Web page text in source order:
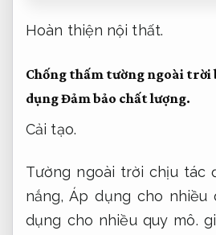
Hoàn thiện nội thất.
Chống thấm tường ngoài trời
dụngĐảm bảo chất lượng.
Cải tạo.
Tường ngoài trời chịu tác
nắng,Áp dụng cho nhiều
dụng cho nhiều quy mô.